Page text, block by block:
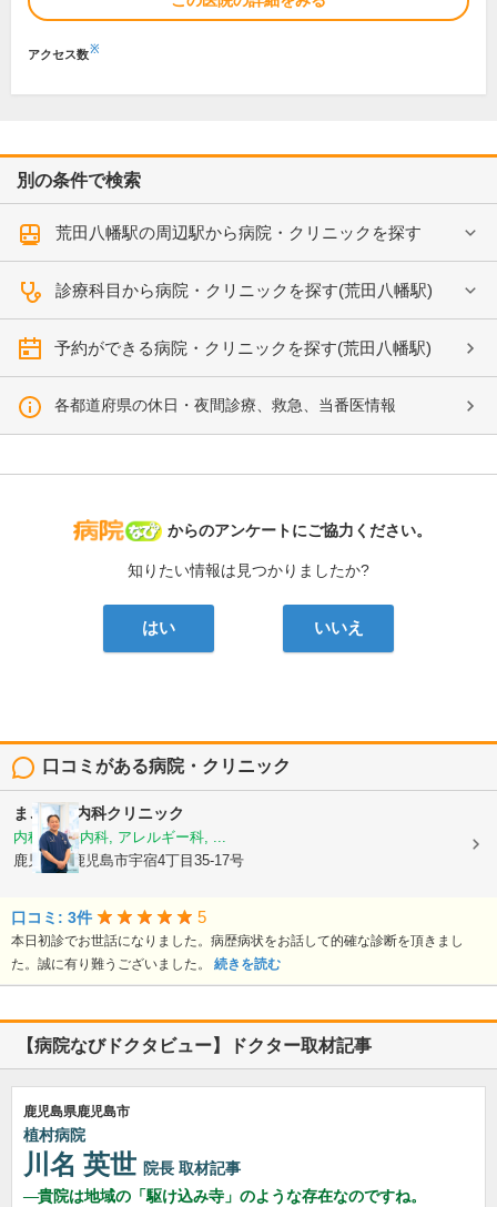
アクセス数※
別の条件で検索
荒田八幡駅の周辺駅から病院・クリニックを探す
診療科目から病院・クリニックを探す(荒田八幡駅)
予約ができる病院・クリニックを探す(荒田八幡駅)
各都道府県の休日・夜間診療、救急、当番医情報
病院なび
からのアンケートにご協力ください。
知りたい情報は見つかりましたか?
はい いいえ
口コミがある病院・クリニック
まごころ内科クリニック
内科, 神経内科, アレルギー科, ...
鹿児島県鹿児島市宇宿4丁目35-17号
口コミ: 3件 5
本日初診でお世話になりました。病歴病状をお話して的確な診断を頂きまし
た。誠に有り難うございました。 続きを読む
【病院なびドクタビュー】ドクター取材記事
鹿児島県鹿児島市
植村病院
川名 英世 院長 取材記事
貴院は地域の「駆け込み寺」のような存在なのですね。